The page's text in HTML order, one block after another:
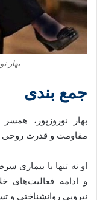
بهار
جمع‌ بندی
بهار نوروزپور،
مقاومت و قدرت روحی
او نه تنها با بیماری
و ادامه فعالیت‌های
نیرویی روانشناختی و